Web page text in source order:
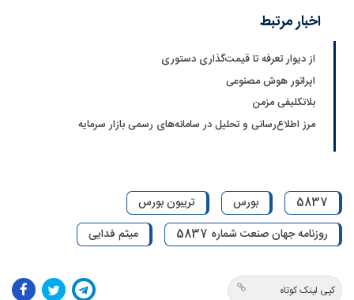
اخبار مرتبط
از دیوار تعرفه تا قیمت‌گذاری دستوری
اپراتور هوش مصنوعی
بلاتکلیفی مزمن
مرز اطلاع‌رسانی و تحلیل در سامانه‌های رسمی بازار سرمایه
5837 بورس
تریبون بورس
روزنامه جهان صنعت شماره 5837
میثم فدایی
کپی لینک کوتاه